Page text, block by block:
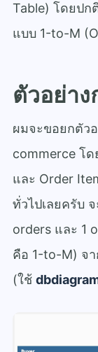
Table) โดยปก
แบบ 1-to-M
ตัวอย่า
ผมจะขอยกตัว
commerce โด
และ Order
ทั่วไปเลยครับ
orders และ 1
คือ 1-to-M) จ
(ใช้